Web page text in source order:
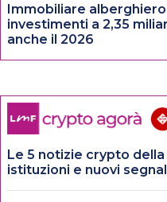
Immobiliare
investimenti a 2,35
anche il 2026
Le 5 notizie crypto
istituzioni e nuovi